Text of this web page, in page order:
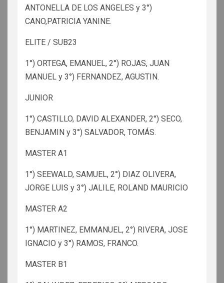
ANTONELLA DE LOS ANGELES y 3°)
CANO,PATRICIA YANINE.
ELITE / SUB23
1°) ORTEGA, EMANUEL, 2°) ROJAS, JUAN
MANUEL y 3°) FERNANDEZ, AGUSTIN.
JUNIOR
1°) CASTILLO, DAVID ALEXANDER, 2°) SECO,
BENJAMIN y 3°) SALVADOR, TOMÁS.
MASTER A1
1°) SEEWALD, SAMUEL, 2°) DIAZ OLIVERA,
JORGE LUIS y 3°) JALILE, ROLAND MAURICIO
MASTER A2
1°) MARTINEZ, EMMANUEL, 2°) RIVERA, JOSE
IGNACIO y 3°) RAMOS, FRANCO.
MASTER B1